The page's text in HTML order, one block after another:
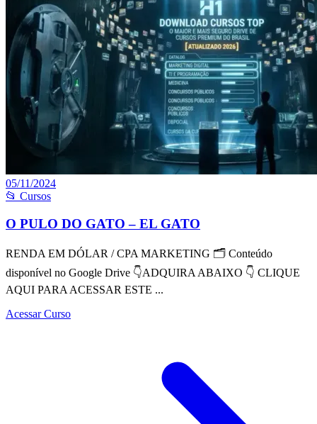
05/11/2024
📂 Cursos
O PULO DO GATO – EL GATO
RENDA EM DÓLAR / CPA MARKETING 🗂 Conteúdo
disponível no Google Drive 👇ADQUIRA ABAIXO 👇 CLIQUE
AQUI PARA ACESSAR ESTE ...
Acessar Curso